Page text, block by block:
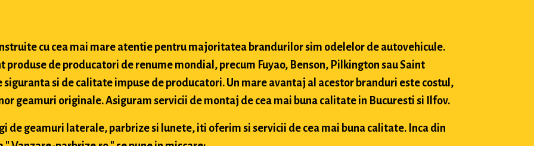
cu cea mai mare atentie pentru majoritatea brandurilor sim odelelor de autovehicule.
produse de producatori de renume mondial, precum Fuyao, Benson, Pilkington sau Saint
si de calitate impuse de producatori. Un mare avantaj al acestor branduri este costul,
geamuri originale. Asiguram servicii de montaj de cea mai buna calitate in Bucuresti si Ilfov.
de geamuri laterale, parbrize si lunete, iti oferim si servicii de cea mai buna calitate. Inca din